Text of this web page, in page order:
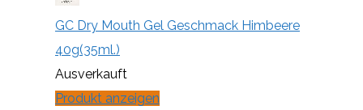
GC Dry Mouth Gel Geschmack Himbeere
40g(35ml.)
Ausverkauft
Produkt anzeigen